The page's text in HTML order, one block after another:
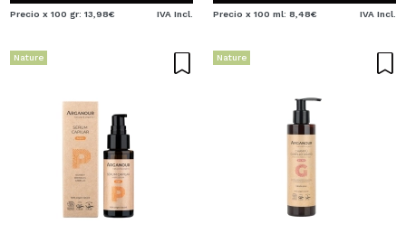
Precio x 100 gr: 13,98€ IVA Incl. Precio x 100 ml: 8,48€ IVA Incl.
Nature Nature